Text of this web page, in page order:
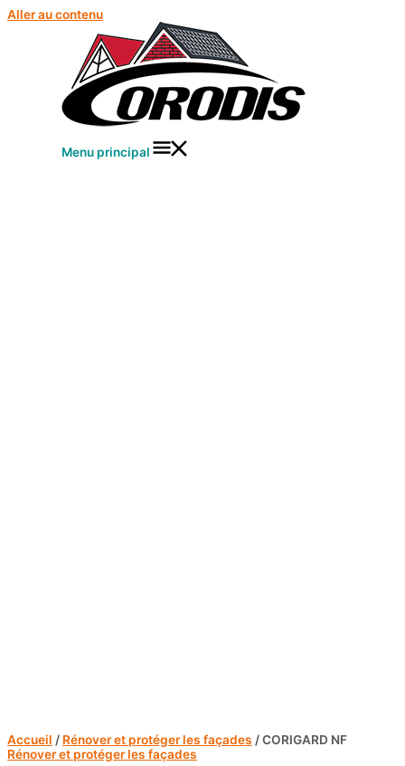
Aller au contenu
Menu principal
Accueil / Rénover et protéger les façades / CORIGARD NF
Rénover et protéger les façades